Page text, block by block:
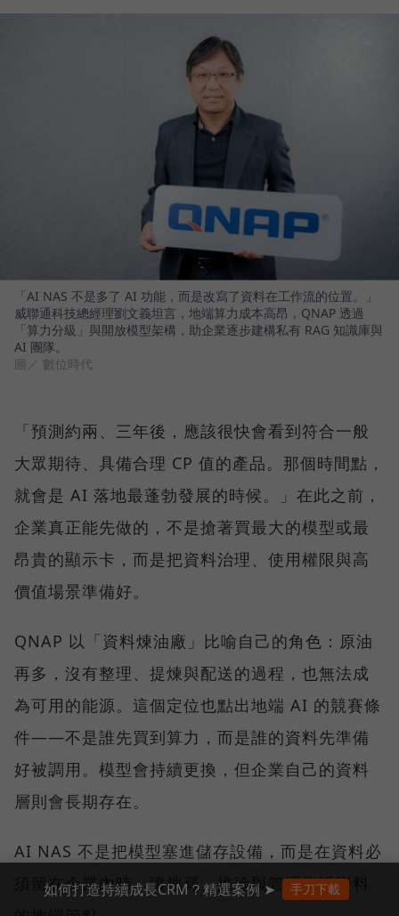
「AI NAS 不是多了 AI 功能，而是改寫了資料在工作流的位置。」
威聯通科技總經理劉文義坦言，地端算力成本高昂，QNAP 透過
「算力分級」與開放模型架構，助企業逐步建構私有 RAG 知識庫與
AI 團隊。
圖／ 數位時代
「預測約兩、三年後，應該很快會看到符合一般
大眾期待、具備合理 CP 值的產品。那個時間點，
就會是 AI 落地最蓬勃發展的時候。」在此之前，
企業真正能先做的，不是搶著買最大的模型或最
昂貴的顯示卡，而是把資料治理、使用權限與高
價值場景準備好。
QNAP 以「資料煉油廠」比喻自己的角色：原油
再多，沒有整理、提煉與配送的過程，也無法成
為可用的能源。這個定位也點出地端 AI 的競賽條
件——不是誰先買到算力，而是誰的資料先準備
好被調用。模型會持續更換，但企業自己的資料
層則會長期存在。
AI NAS 不是把模型塞進儲存設備，而是在資料必
須留在企業內時，讓搜尋、推論與管理靠近資料
如何打造持續成長CRM？精選案例 ➤ 手刀下載